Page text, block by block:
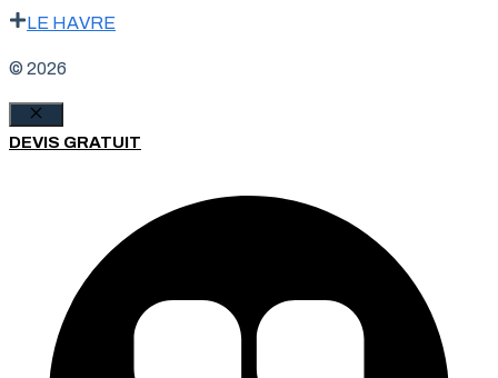
LE HAVRE
© 2026
Fermer
DEVIS GRATUIT